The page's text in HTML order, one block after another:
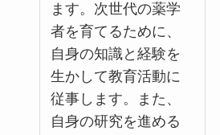
ます。次世代の薬学
者を育てるために、
自身の知識と経験を
生かして教育活動に
従事します。また、
自身の研究を進める